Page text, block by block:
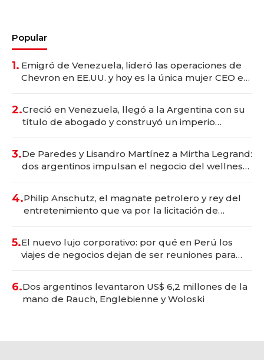
Popular
1. Emigró de Venezuela, lideró las operaciones de
Chevron en EE.UU. y hoy es la única mujer CEO en
2.Creció en Venezuela, llegó a la Argentina con su
título de abogado y construyó un imperio
3.De Paredes y Lisandro Martínez a Mirtha Legrand:
dos argentinos impulsan el negocio del wellness
4.Philip Anschutz, el magnate petrolero y rey del
entretenimiento que va por la licitación de
5.El nuevo lujo corporativo: por qué en Perú los
viajes de negocios dejan de ser reuniones para
6.Dos argentinos levantaron US$ 6,2 millones de la
mano de Rauch, Englebienne y Woloski